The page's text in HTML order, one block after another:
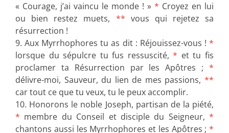
« Courage, j’ai vaincu le monde ! » * Croyez en lui
ou bien restez muets, ** vous qui rejetez sa
résurrection !
9. Aux Myrrhophores tu as dit : Réjouissez-vous ! *
lorsque du sépulcre tu fus ressuscité,* et tu fis
proclamer ta Résurrection par les Apôtres ; *
délivre-moi, Sauveur, du lien de mes passions, **
car tout ce que tu veux, tu le peux accomplir.
10. Honorons le noble Joseph, partisan de la piété,
* membre du Conseil et disciple du Seigneur, *
chantons aussi les Myrrhophores et les Apôtres ; *